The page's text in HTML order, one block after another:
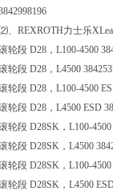
、REXROTH力士乐
轮段 D28，L100-4500
轮段 D28，L4500
轮段 D28，L100-4500
轮段 D28，L4500 ESD
轮段 D28SK，L100-4500
轮段 D28SK，L4500
轮段 D28SK，L100-4500
轮段 D28SK，L4500